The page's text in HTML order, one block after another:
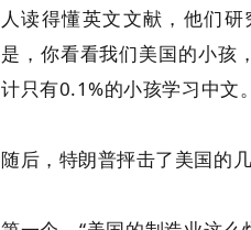
人读得懂英文文献，他们
是，你看看我们美国的小孩
计只有0.1%的小孩学习中文。
随后，特朗普抨击了美国的几